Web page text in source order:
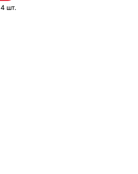
4 шт.